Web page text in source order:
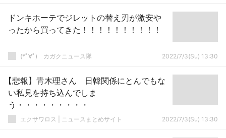
ドンキホーテでジレットの替え刃が激安や
ったから買ってきた！！！！！！！！！！
(*ﾟ∀ﾟ)ゞカガクニュース隊 2022/7/3(Su) 13:30
【悲報】青木理さん 日韓関係にとんでもな
い私見を持ち込んでしま
う・・・・・・・・・
エクサワロス | ニュースまとめサイト 2022/7/3(Su) 13:30